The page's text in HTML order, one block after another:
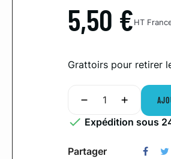
5,50 €HT
Grattoirs pour retirer
 Expédition sous
Partager